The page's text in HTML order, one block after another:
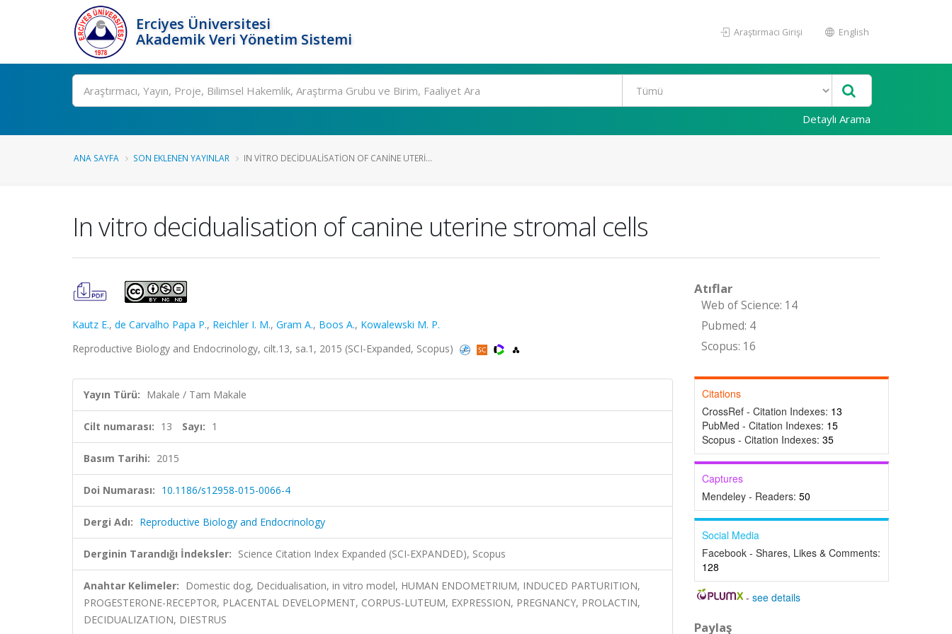
Erciyes Üniversitesi
Akademik Veri Yönetim Sistemi
Araştırmacı Girişi English
Ara
Detaylı Arama
ANA SAYFA SON EKLENEN YAYINLAR IN VITRO DECIDUALISATION OF CANINE UTERI...
In vitro decidualisation of canine uterine stromal cells
Kautz E., de Carvalho Papa P., Reichler I. M., Gram A., Boos A., Kowalewski M. P.
Reproductive Biology and Endocrinology, cilt.13, sa.1, 2015 (SCI-Expanded, Scopus)
Yayın Türü: Makale / Tam Makale
Cilt numarası: 13 Sayı: 1
Basım Tarihi: 2015
Doi Numarası: 10.1186/s12958-015-0066-4
Dergi Adı: Reproductive Biology and Endocrinology
Derginin Tarandığı İndeksler: Science Citation Index Expanded (SCI-EXPANDED), Scopus
Anahtar Kelimeler: Domestic dog, Decidualisation, in vitro model, HUMAN ENDOMETRIUM, INDUCED PARTURITION,
PROGESTERONE-RECEPTOR, PLACENTAL DEVELOPMENT, CORPUS-LUTEUM, EXPRESSION, PREGNANCY, PROLACTIN,
DECIDUALIZATION, DIESTRUS
Atıflar
Web of Science: 14
Pubmed: 4
Scopus: 16
Citations
CrossRef - Citation Indexes: 13
PubMed - Citation Indexes: 15
Scopus - Citation Indexes: 35
Captures
Mendeley - Readers: 50
Social Media
Facebook - Shares, Likes & Comments:
128
-see details
Paylaş